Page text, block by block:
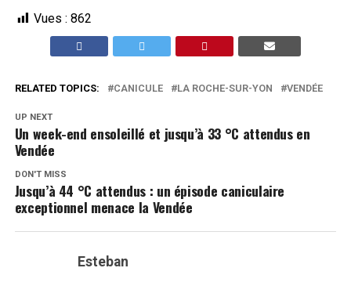
Vues : 862
RELATED TOPICS: CANICULE LA ROCHE-SUR-YON VENDÉE
UP NEXT
Un week-end ensoleillé et jusqu’à 33 °C attendus en
Vendée
DON'T MISS
Jusqu’à 44 °C attendus : un épisode caniculaire
exceptionnel menace la Vendée
Esteban